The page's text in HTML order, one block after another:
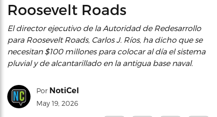
Roosevelt Roads
El director ejecutivo de la Autoridad de Redesarrollo
para Roosevelt Roads, Carlos J. Ríos, ha dicho que se
necesitan $100 millones para colocar al día el sistema
pluvial y de alcantarillado en la antigua base naval.
Por NotiCel
May 19, 2026